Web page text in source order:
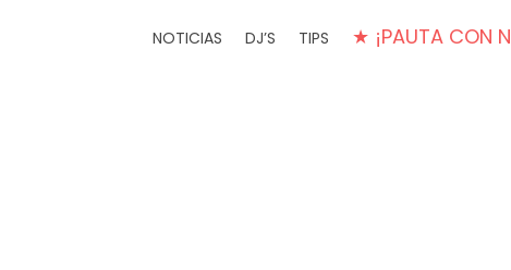
NOTICIAS DJ’S TIPS ★ ¡PAUTA CON